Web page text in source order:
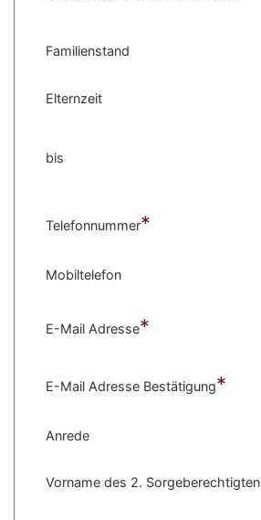
Familienstand
Elternzeit
bis
Telefonnummer*
Mobiltelefon
E-Mail Adresse*
E-Mail Adresse Bestätigung*
Anrede
Vorname des 2. Sorgeberechtigten